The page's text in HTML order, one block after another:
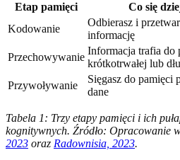
Etap pamięci Co się
Kodowanie
Odbierasz i
informację
Przechowywanie
Informacja trafia do
krótkotrwałej lub
Przywoływanie
Sięgasz do pamięci
dane
Tabela 1: Trzy etapy pamięci i ich
kognitywnych. Źródło: Opracowanie
2023 oraz Radownisia, 2023.